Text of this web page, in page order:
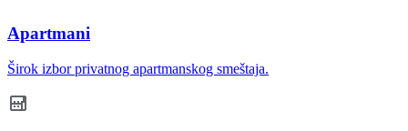
Apartmani
Širok izbor privatnog apartmanskog smeštaja.